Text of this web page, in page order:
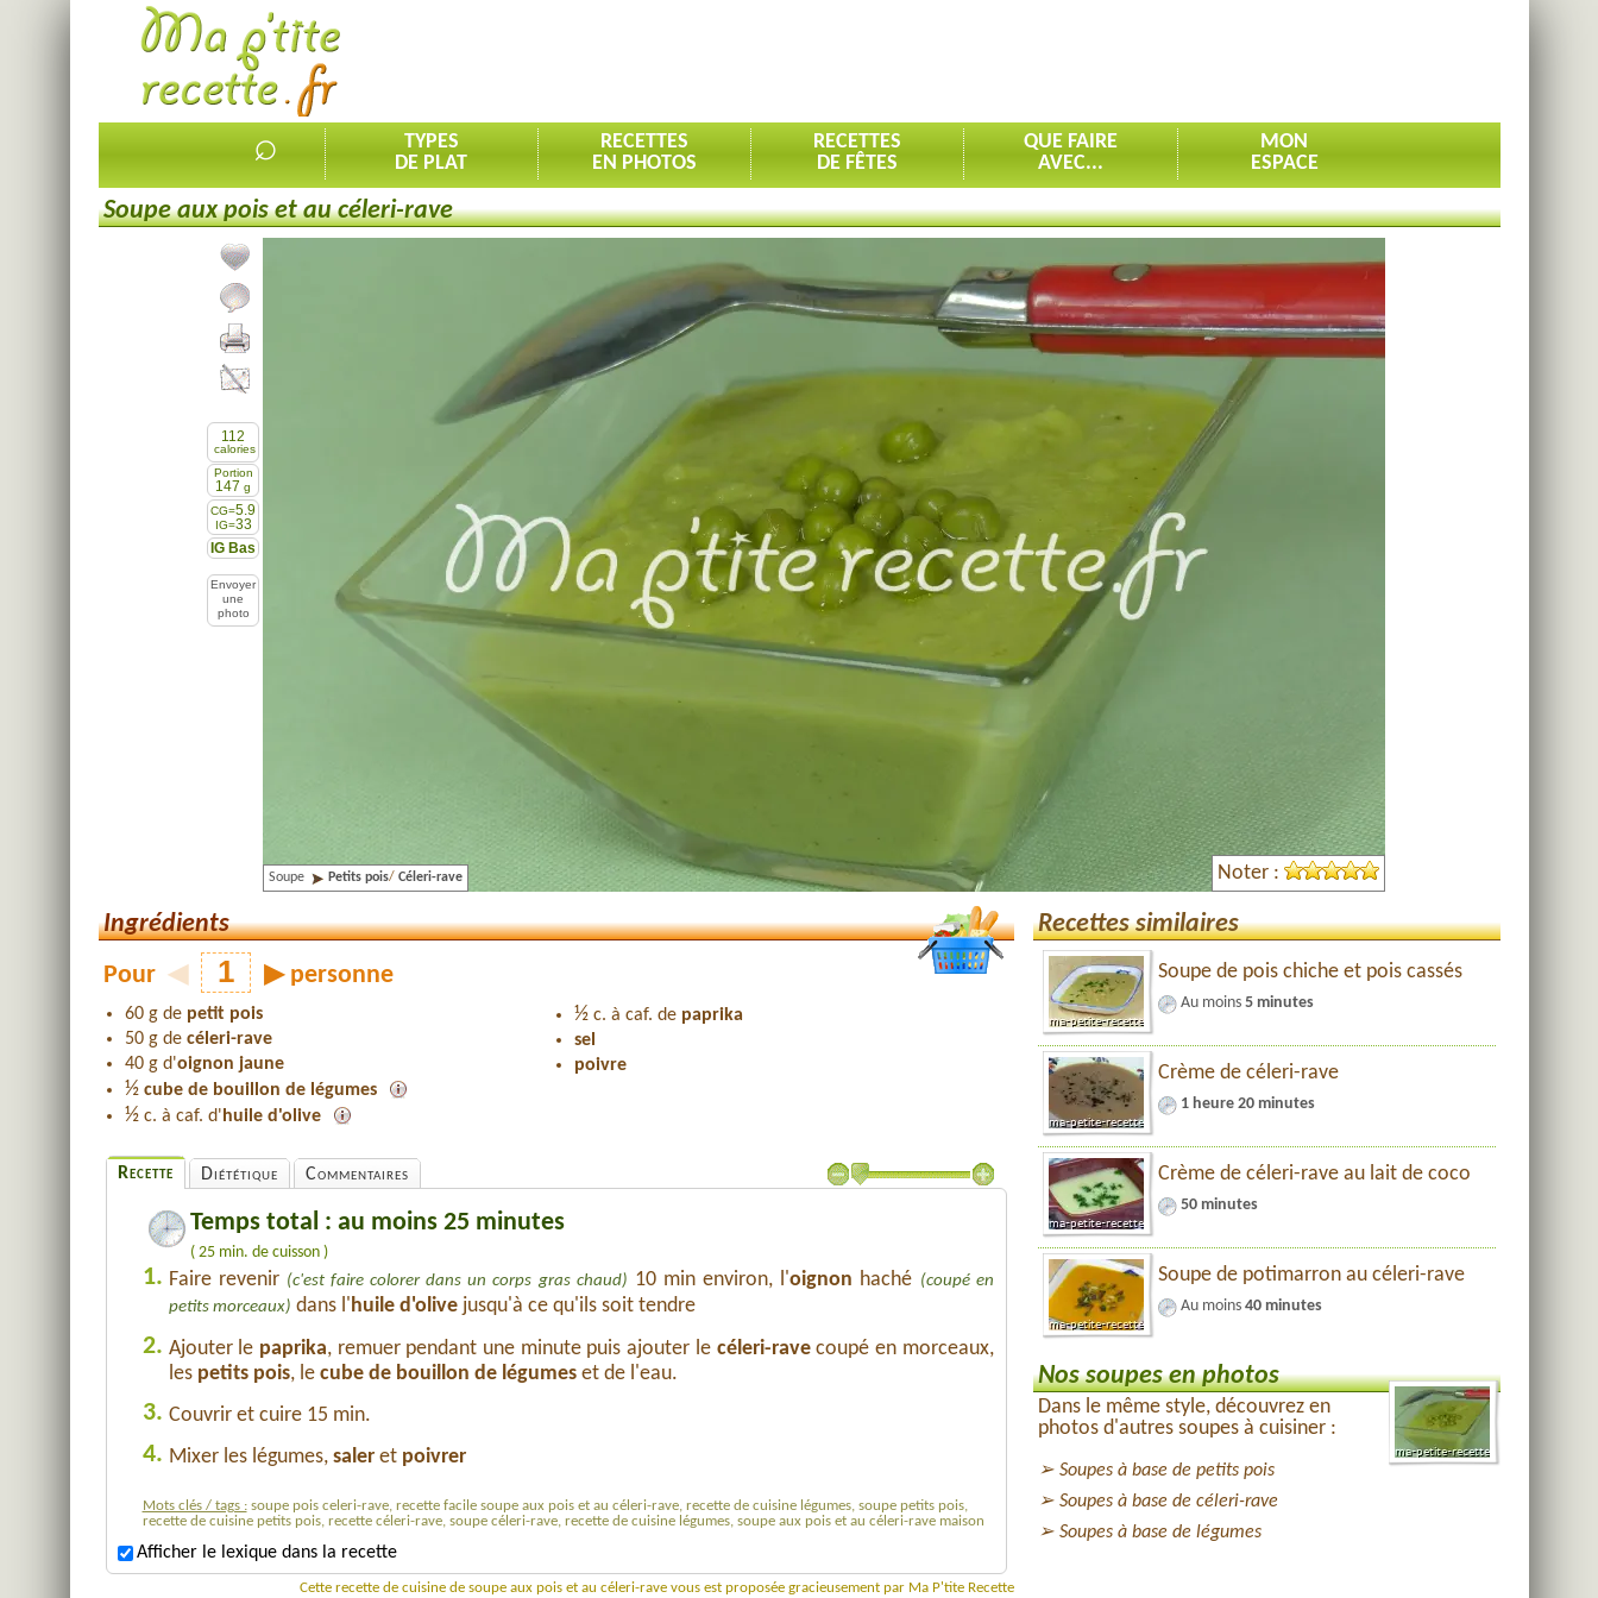
⌕
TYPES
DE PLAT
RECETTES
EN PHOTOS
RECETTES
DE FÊTES
QUE FAIRE
AVEC...
MON
ESPACE
Soupe aux pois et au céleri-rave
112
calories
Portion
147 g
CG=5.9
IG=33
IG Bas
Envoyer
une
photo
Soupe Petits pois/ Céleri-rave Noter :
Ingrédients
Pour ◀ ▶ personne
60 g de petit pois
50 g de céleri-rave
40 g d'oignon jaune
½ cube de bouillon de légumes
½c. à caf. d' huile d'olive
½c. à caf. de paprika
sel
poivre
Recette Diététique Commentaires
Temps total : au moins 25 minutes
( 25 min. de cuisson )
1. Faire revenir (c'est faire colorer dans un corps gras chaud) 10 min environ, l'oignon haché (coupé en
petits morceaux) dans l'huile d'olivejusqu'à ce qu'ils soit tendre
2. Ajouter le paprika, remuer pendant une minute puis ajouter le céleri-ravecoupé en morceaux,
les petits pois, le cube de bouillon de légumeset de l'eau.
3. Couvrir et cuire 15 min.
4. Mixer les légumes, saleret poivrer
Mots clés / tags : soupe pois celeri-rave, recette facile soupe aux pois et au céleri-rave, recette de cuisine légumes, soupe petits pois,
recette de cuisine petits pois, recette céleri-rave, soupe céleri-rave, recette de cuisine légumes, soupe aux pois et au céleri-rave maison
Afficher le lexique dans la recette
Cette recette de cuisine de soupe aux pois et au céleri-rave vous est proposée gracieusement par Ma P'tite Recette
Recettes similaires
Soupe de pois chiche et pois cassés
Au moins 5 minutes
Crème de céleri-rave
1 heure 20 minutes
Crème de céleri-rave au lait de coco
50 minutes
Soupe de potimarron au céleri-rave
Au moins 40 minutes
Nos soupes en photos
Dans le même style, découvrez en
photos d'autres soupes à cuisiner :
Soupes à base de petits pois
Soupes à base de céleri-rave
Soupes à base de légumes